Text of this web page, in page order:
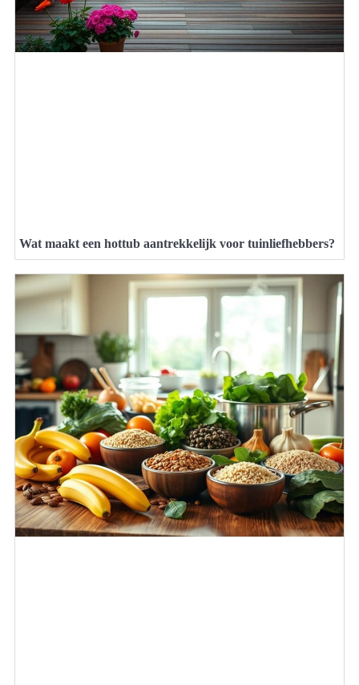
Wat maakt een hottub aantrekkelijk voor tuinliefhebbers?